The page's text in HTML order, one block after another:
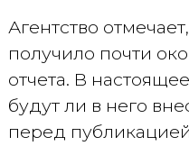
Агентство
получило почти
отчета. В
будут ли в него
перед